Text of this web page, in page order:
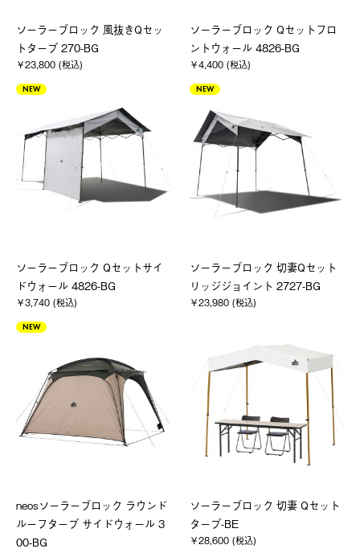
ソーラーブロック 風抜きQセッ
トタープ 270-BG
￥23,800 (税込)
ソーラーブロック Qセットフロ
ントウォール 4826-BG
￥4,400 (税込)
NEW
ソーラーブロック Qセットサイ
ドウォール 4826-BG
￥3,740 (税込)
NEW
ソーラーブロック 切妻Qセット
リッジジョイント 2727-BG
￥23,980 (税込)
NEW
neosソーラーブロック ラウンド
ルーフタープ サイドウォール 3
00-BG
ソーラーブロック 切妻 Qセット
タープ-BE
￥28,600 (税込)